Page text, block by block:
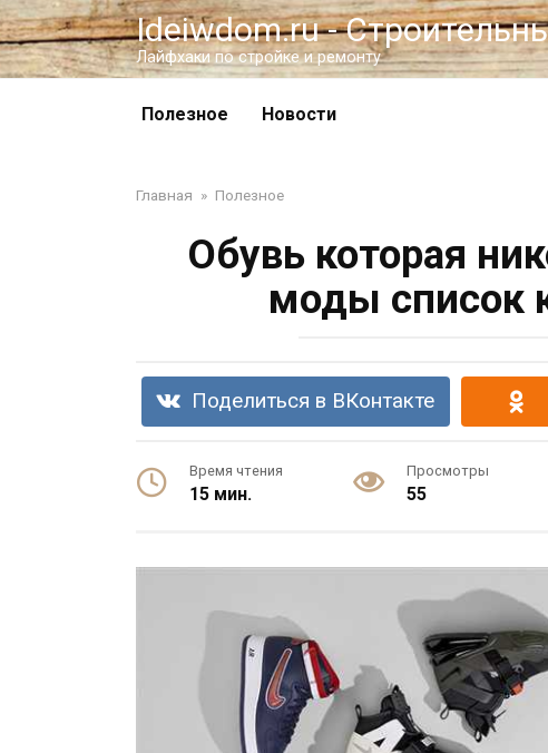
Перейти
к
контенту
Ideiwdom.ru -
Лайфхаки по стройке и ремонту
Полезное Новости
Главная » Полезное
Обувь которая
моды список
Поделиться в ВКонтакте
Время чтения
15 мин.
Просмотры
55